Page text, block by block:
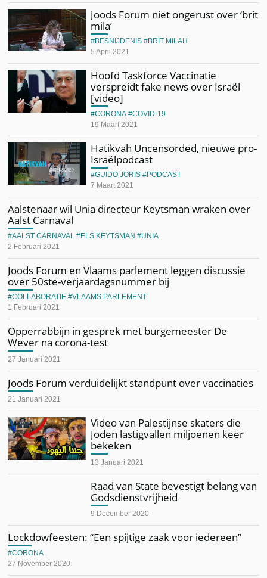
Joods Forum niet ongerust over ‘brit
mila’
5 April 2021
BESNIJDENIS BRIT MILAH
Hoofd Taskforce Vaccinatie
verspreidt fake news over Israël
[video]
19 Maart 2021
CORONA COVID-19
Hatikvah Uncensorded, nieuwe pro-
Israëlpodcast
7 Maart 2021
GUIDO JORIS PODCAST
Aalstenaar wil Unia directeur Keytsman wraken over
Aalst Carnaval
2 Februari 2021
AALST CARNAVAL ELS KEYTSMAN UNIA
Joods Forum en Vlaams parlement leggen discussie
over 50ste-verjaardagsnummer bij
1 Februari 2021
COLLABORATIE VLAAMS PARLEMENT
Opperrabbijn in gesprek met burgemeester De
Wever na corona-test
27 Januari 2021
Joods Forum verduidelijkt standpunt over vaccinaties
21 Januari 2021
Video van Palestijnse skaters die
Joden lastigvallen miljoenen keer
bekeken
13 Januari 2021
Raad van State bevestigt belang van
Godsdienstvrijheid
9 December 2020
Lockdowfeesten: “Een spijtige zaak voor iedereen”
27 November 2020
CORONA